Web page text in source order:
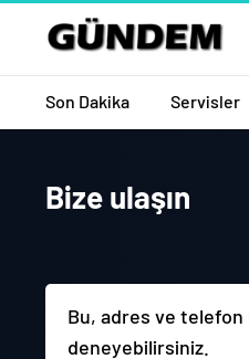
Son Dakika Servisler
Bize ulaşın
Bu, adres ve
deneyebilirsiniz.